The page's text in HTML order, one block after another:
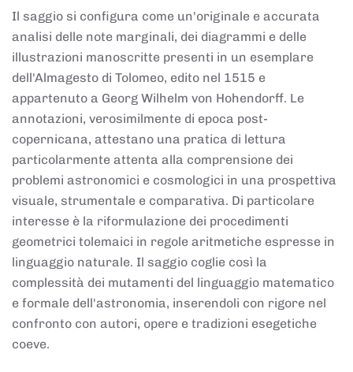
Il saggio si configura come un'originale e accurata
analisi delle note marginali, dei diagrammi e delle
illustrazioni manoscritte presenti in un esemplare
dell'Almagesto di Tolomeo, edito nel 1515 e
appartenuto a Georg Wilhelm von Hohendorff. Le
annotazioni, verosimilmente di epoca post-
copernicana, attestano una pratica di lettura
particolarmente attenta alla comprensione dei
problemi astronomici e cosmologici in una prospettiva
visuale, strumentale e comparativa. Di particolare
interesse è la riformulazione dei procedimenti
geometrici tolemaici in regole aritmetiche espresse in
linguaggio naturale. Il saggio coglie così la
complessità dei mutamenti del linguaggio matematico
e formale dell'astronomia, inserendoli con rigore nel
confronto con autori, opere e tradizioni esegetiche
coeve.